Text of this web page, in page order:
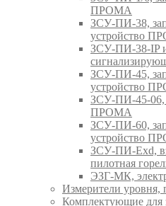
ПРОМА
ЗСУ-ПИ-38,
устройство
ЗСУ-ПИ-38-IP
ЗСУ-ПИ-45,
устройство
ЗСУ-ПИ-45-06,
ПРОМА
ЗСУ-ПИ-60,
устройство
ЗСУ-ПИ-Exd,
пилотная
ЭЗГ-МК,
Измерители
Комплектующие для